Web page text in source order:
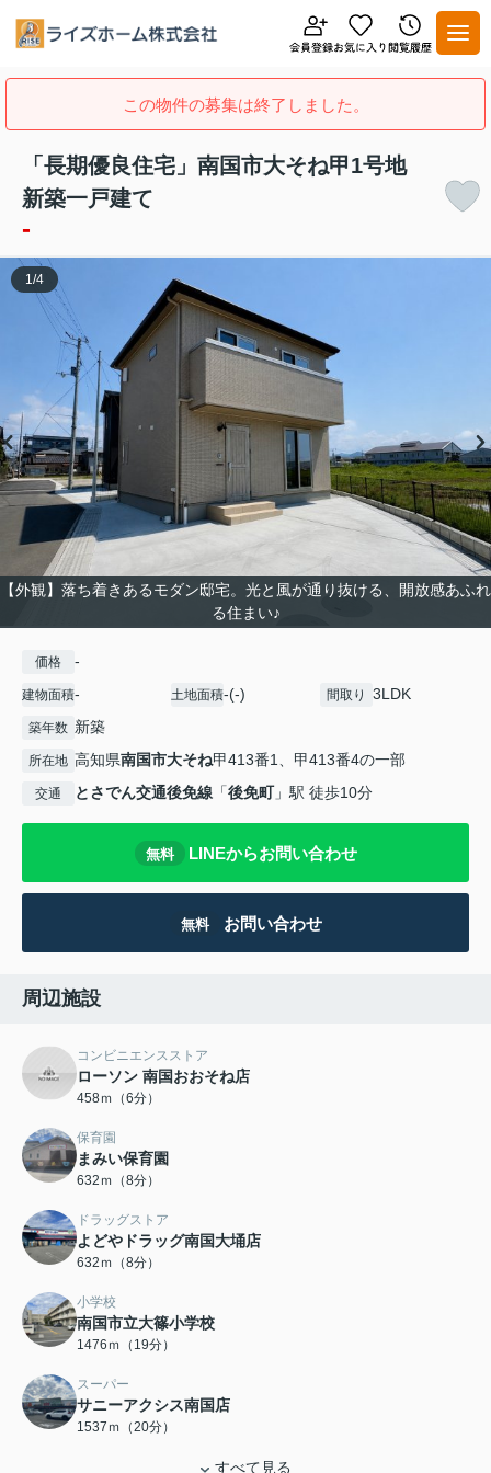
この物件の募集は終了しました。
「長期優良住宅」南国市大そね甲1号地
新築一戸建て
-
【外観】落ち着きあるモダン邸宅。光と風が通り抜ける、開放感あふれ
る住まい♪
1/4
価格 -
建物面積- 土地面積-(-) 間取り 3LDK
築年数 新築
所在地 高知県南国市大そね甲413番1、甲413番4の一部
交通 とさでん交通後免線 「後免町」駅 徒歩10分
無料 LINEからお問い合わせ
無料 お問い合わせ
周辺施設
コンビニエンスストア
ローソン 南国おおそね店
458ｍ（6分）
保育園
まみい保育園
632ｍ（8分）
ドラッグストア
よどやドラッグ南国大埇店
632ｍ（8分）
小学校
南国市立大篠小学校
1476ｍ（19分）
スーパー
サニーアクシス南国店
1537ｍ（20分）
すべて見る